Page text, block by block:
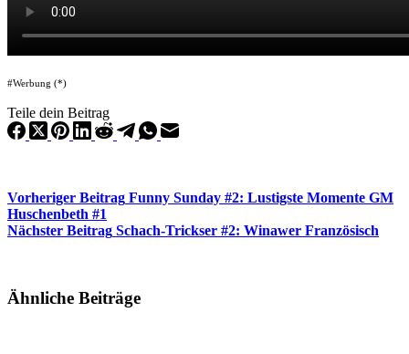
#Werbung (*)
Teile dein Beitrag
Vorheriger Beitrag Funny Sunday #2: Lustigste Momente GM
Huschenbeth #1
Nächster Beitrag Schach-Trickser #2: Winawer Französisch
Ähnliche Beiträge